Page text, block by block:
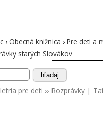
› Obecná knižnica › Pre deti a
starých Slovákov
hľadaj
pre deti ›› Rozprávky |